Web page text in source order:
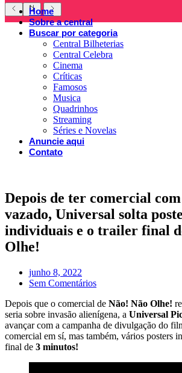
Home
Sobre a central
Buscar por categoria
Central Bilheterias
Central Celebra
Cinema
Críticas
Famosos
Musica
Quadrinhos
Streaming
Séries e Novelas
Anuncie aqui
Contato
Depois de ter comercial
vazado, Universal solta
individuais e o trailer final
Olhe!
junho 8, 2022
Sem Comentários
Depois que o comercial de Não! Não Olhe!
seria sobre invasão alienígena, a Universal
avançar com a campanha de divulgação do
comercial em sí, mas também, vários posters
final de 3 minutos!